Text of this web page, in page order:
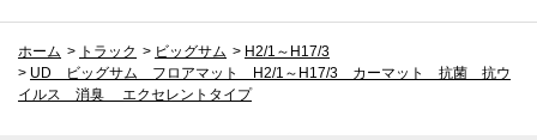
ホーム > トラック > ビッグサム > H2/1～H17/3
> UD ビッグサム フロアマット H2/1～H17/3 カーマット 抗菌 抗ウ
イルス 消臭 エクセレントタイプ